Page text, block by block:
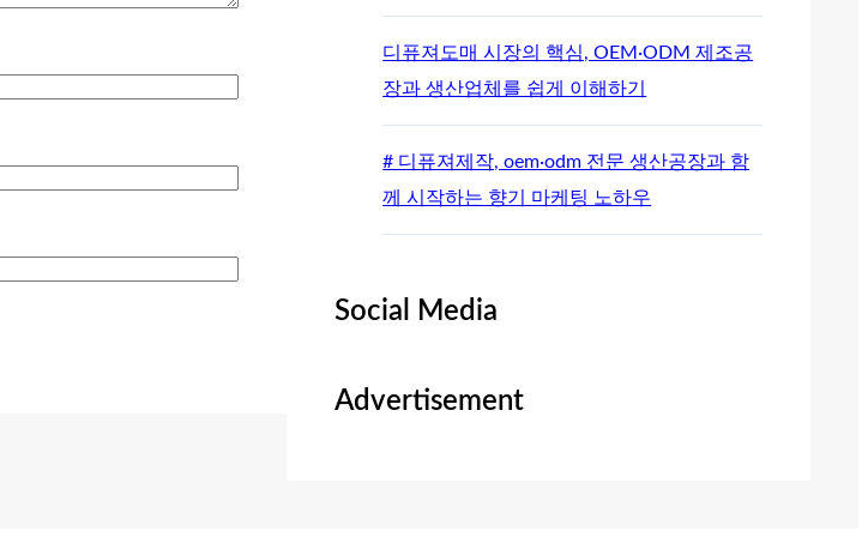
디퓨져도매 시장의 핵심, OEM·ODM 제조공
장과 생산업체를 쉽게 이해하기
# 디퓨져제작, oem·odm 전문 생산공장과 함
께 시작하는 향기 마케팅 노하우
Social Media
Advertisement